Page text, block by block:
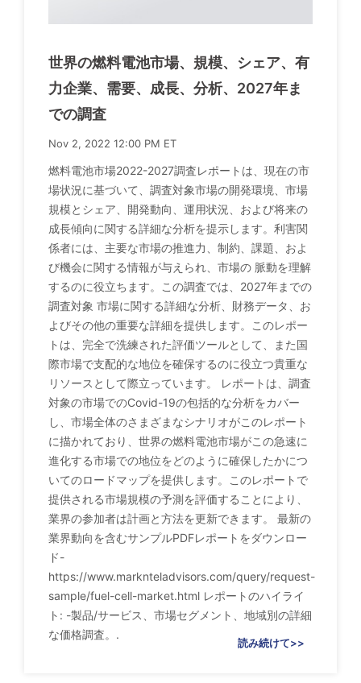
世界の燃料電池市場、規模、シェア、有
力企業、需要、成長、分析、2027年ま
での調査
Nov 2, 2022 12:00 PM ET
燃料電池市場2022-2027調査レポートは、現在の市
場状況に基づいて、調査対象市場の開発環境、市場
規模とシェア、開発動向、運用状況、および将来の
成長傾向に関する詳細な分析を提示します。利害関
係者には、主要な市場の推進力、制約、課題、およ
び機会に関する情報が与えられ、市場の 脈動を理解
するのに役立ちます。この調査では、2027年までの
調査対象 市場に関する詳細な分析、財務データ、お
よびその他の重要な詳細を提供します。このレポー
トは、完全で洗練された評価ツールとして、また国
際市場で支配的な地位を確保するのに役立つ貴重な
リソースとして際立っています。 レポートは、調査
対象の市場でのCovid-19の包括的な分析をカバー
し、市場全体のさまざまなシナリオがこのレポート
に描かれており、世界の燃料電池市場がこの急速に
進化する市場での地位をどのように確保したかにつ
いてのロードマップを提供します。このレポートで
提供される市場規模の予測を評価することにより、
業界の参加者は計画と方法を更新できます。 最新の
業界動向を含むサンプルPDFレポートをダウンロー
ド-
https://www.marknteladvisors.com/query/request-
sample/fuel-cell-market.html レポートのハイライ
ト: -製品/サービス、市場セグメント、地域別の詳細
な価格調査。.
読み続けて>>